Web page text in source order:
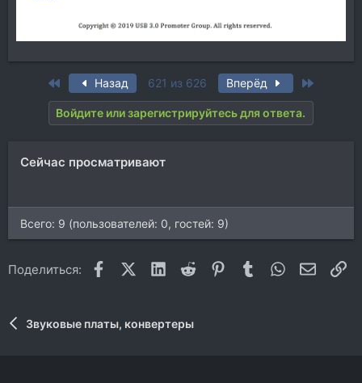
First Назад 621 из 626 Вперёд
Войдите или зарегистрируйтесь для ответа.
Сейчас просматривают
Всего: 9 (пользователей: 0, гостей: 9)
Поделиться: FacebookX (Twitter)
LinkedIn
Reddit Pinterest
Tumblr WhatsApp
Звуковые платы, конвертеры